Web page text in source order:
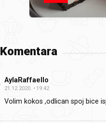
Komentara
AylaRaffaello
21.12.2020. 19:42
Volim kokos ,odlican spoj bice